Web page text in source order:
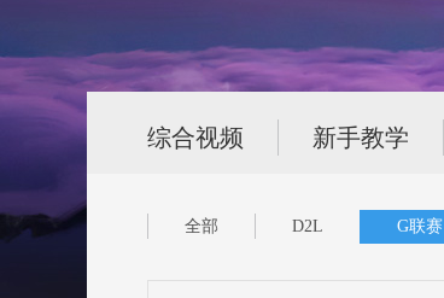
综合视频 新手教学
全部 D2L G联赛